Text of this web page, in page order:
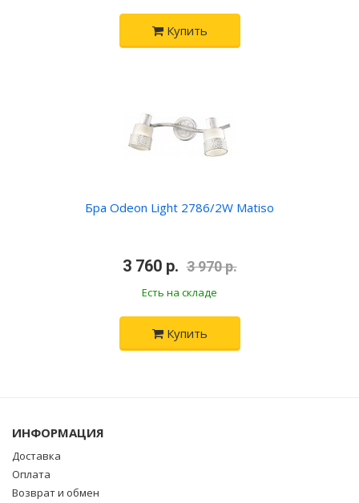
Купить
Бра Odeon Light 2786/2W Matiso
3 760 р. 3 970 р.
Есть на складе
Купить
ИНФОРМАЦИЯ
Доставка
Оплата
Возврат и обмен